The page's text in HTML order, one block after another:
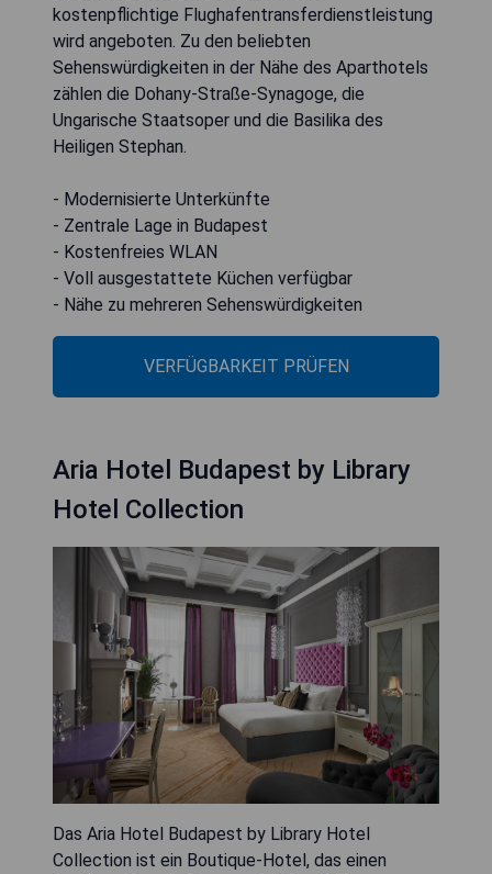
kostenpflichtige Flughafentransferdienstleistung
wird angeboten. Zu den beliebten
Sehenswürdigkeiten in der Nähe des Aparthotels
zählen die Dohany-Straße-Synagoge, die
Ungarische Staatsoper und die Basilika des
Heiligen Stephan.
- Modernisierte Unterkünfte
- Zentrale Lage in Budapest
- Kostenfreies WLAN
- Voll ausgestattete Küchen verfügbar
- Nähe zu mehreren Sehenswürdigkeiten
VERFÜGBARKEIT PRÜFEN
Aria Hotel Budapest by Library
Hotel Collection
Das Aria Hotel Budapest by Library Hotel
Collection ist ein Boutique-Hotel, das einen